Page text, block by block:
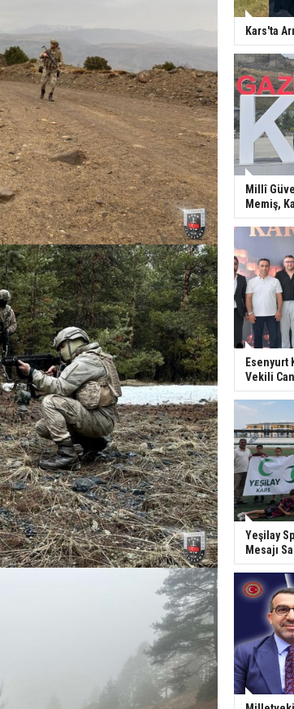
Kars'ta
Millî
Memiş,
Esenyurt
Vekili
Yeşilay
Mesajı